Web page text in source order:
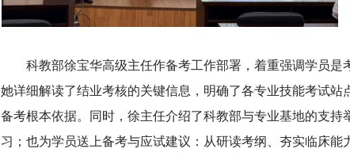
科教部徐宝华高级主任作备考工作部署，着重强调学员是
她详细解读了结业考核的关键信息，明确了各专业技能考试
备考根本依据。同时，徐主任介绍了科教部与专业基地的支
习；也为学员送上备考与应试建议：从研读考纲、夯实临床